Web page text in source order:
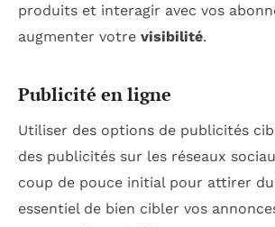
produits et interagir avec vos
augmenter votre visibilité.
Publicité en ligne
Utiliser des options de publicités
des publicités sur les réseaux
coup de pouce initial pour attirer
essentiel de bien cibler vos